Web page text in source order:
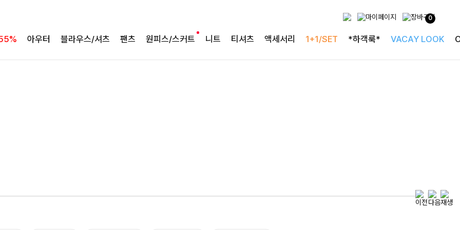
0
아우터 블라우스/셔츠 팬츠 원피스/스커트 니트 티셔츠 액세서리 1+1/SET *하객룩* VACAY LOOK
팔롬드 링클블라우스+와이드팬츠SET
두가지 컬러 데일리아이템
룬카일 스트라이프셔츠